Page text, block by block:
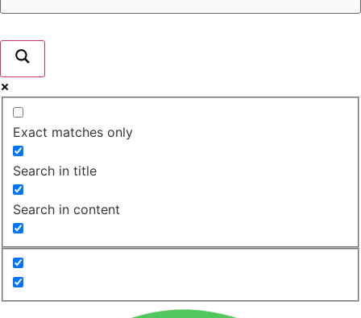
Exact matches only
Search in title
Search in content